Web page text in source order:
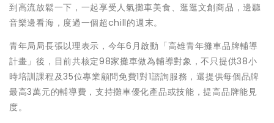
到高流放鬆一下，一起享受人氣攤車美食、逛逛文創商品，邊聽
音樂邊看海，度過一個超chill的週末。
青年局局長張以理表示，今年6月啟動「高雄青年攤車品牌輔導
計畫」後，目前共核定98家攤車做為輔導對象，不只提供38小
時培訓課程及35位專業顧問免費1對1諮詢服務，還提供每個品牌
最高3萬元的輔導費，支持攤車優化產品或技能，提高品牌能見
度。